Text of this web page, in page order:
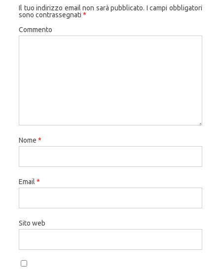
Il tuo indirizzo email non sarà pubblicato. I campi obbligatori
sono contrassegnati *
Commento
Nome *
Email *
Sito web